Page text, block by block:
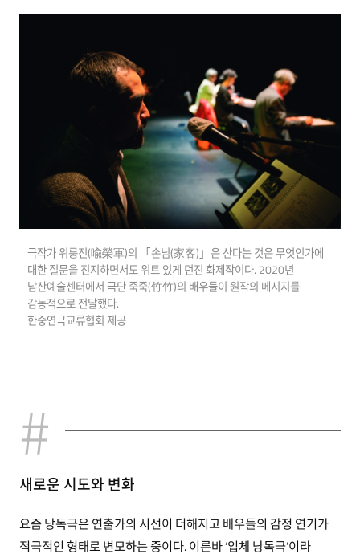
극작가 위룽진(喩榮軍)의 「손님(家客)」은 산다는 것은 무엇인가에
대한 질문을 진지하면서도 위트 있게 던진 화제작이다. 2020년
남산예술센터에서 극단 죽죽(竹竹)의 배우들이 원작의 메시지를
감동적으로 전달했다.
한중연극교류협회 제공
새로운 시도와 변화
요즘 낭독극은 연출가의 시선이 더해지고 배우들의 감정 연기가
적극적인 형태로 변모하는 중이다. 이른바 ‘입체 낭독극’이라